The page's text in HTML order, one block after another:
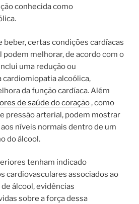
conhecida como
beber, certas condições cardíacas
podem melhorar, de acordo com o
uma redução ou
alcoólica,
da função cardíaca. Além
de saúde do coração, como
pressão arterial, podem mostrar
níveis normais dentro de um
do álcool.
tenham indicado
cardiovasculares associados ao
álcool, evidências
sobre a força dessa